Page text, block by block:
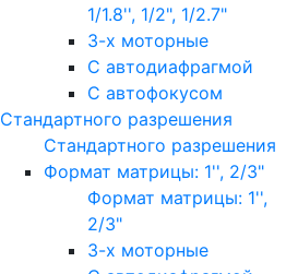
1/1.8'', 1/2", 1/2.7"
3-х моторные
С автодиафрагмой
С автофокусом
Стандартного разрешения
Стандартного разрешения
Формат матрицы: 1'', 2/3"
Формат матрицы: 1'',
2/3"
3-х моторные